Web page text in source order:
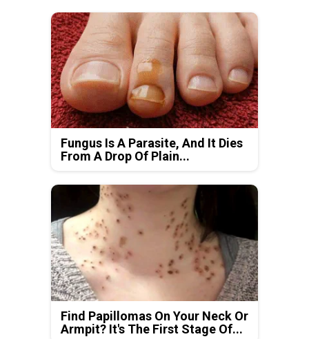
Fungus Is A Parasite, And It Dies
From A Drop Of Plain...
Find Papillomas On Your Neck Or
Armpit? It's The First Stage Of...